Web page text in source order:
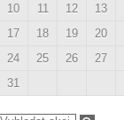
10
11 12 13
17
18 19 20
24
25 26 27
31